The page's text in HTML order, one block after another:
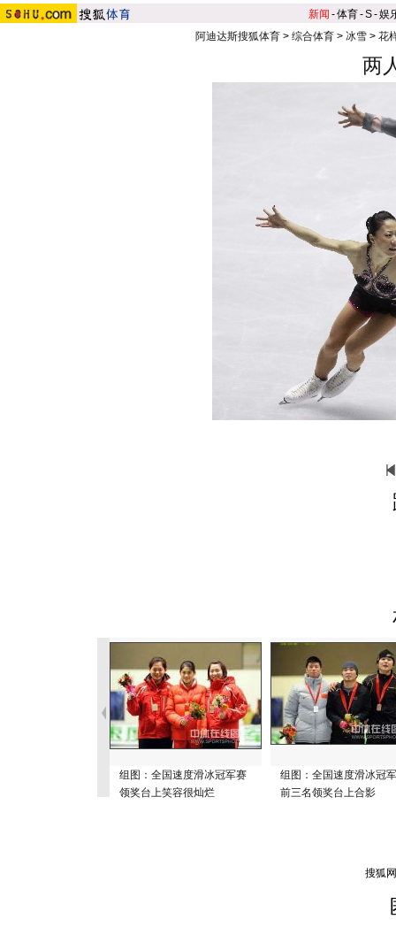
新闻 -体育-S-娱
阿迪达斯搜狐体育> 综合体育> 冰雪> 花
两
组图：全国速度滑冰冠军赛
领奖台上笑容很灿烂
组图：全国速度滑冰冠
前三名领奖台上合影